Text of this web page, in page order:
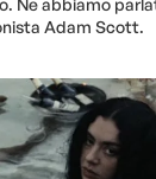
Ne abbiamo
Adam Scott.